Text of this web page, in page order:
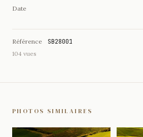
Date
Référence SB28001
104 vues
PHOTOS SIMILAIRES